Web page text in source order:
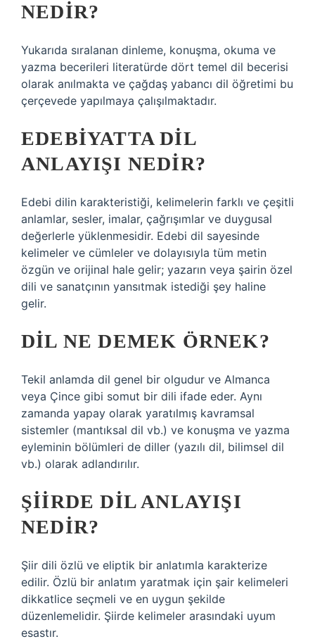
NEDIR?
Yukarıda sıralanan dinleme, konuşma, okuma ve
yazma becerileri literatürde dört temel dil becerisi
olarak anılmakta ve çağdaş yabancı dil öğretimi bu
çerçevede yapılmaya çalışılmaktadır.
EDEBIYATTA DIL
ANLAYIŞI NEDIR?
Edebi dilin karakteristiği, kelimelerin farklı ve çeşitli
anlamlar, sesler, imalar, çağrışımlar ve duygusal
değerlerle yüklenmesidir. Edebi dil sayesinde
kelimeler ve cümleler ve dolayısıyla tüm metin
özgün ve orijinal hale gelir; yazarın veya şairin özel
dili ve sanatçının yansıtmak istediği şey haline
gelir.
DIL NE DEMEK ÖRNEK?
Tekil anlamda dil genel bir olgudur ve Almanca
veya Çince gibi somut bir dili ifade eder. Aynı
zamanda yapay olarak yaratılmış kavramsal
sistemler (mantıksal dil vb.) ve konuşma ve yazma
eyleminin bölümleri de diller (yazılı dil, bilimsel dil
vb.) olarak adlandırılır.
ŞIIRDE DIL ANLAYIŞI
NEDIR?
Şiir dili özlü ve eliptik bir anlatımla karakterize
edilir. Özlü bir anlatım yaratmak için şair kelimeleri
dikkatlice seçmeli ve en uygun şekilde
düzenlemelidir. Şiirde kelimeler arasındaki uyum
esastır.